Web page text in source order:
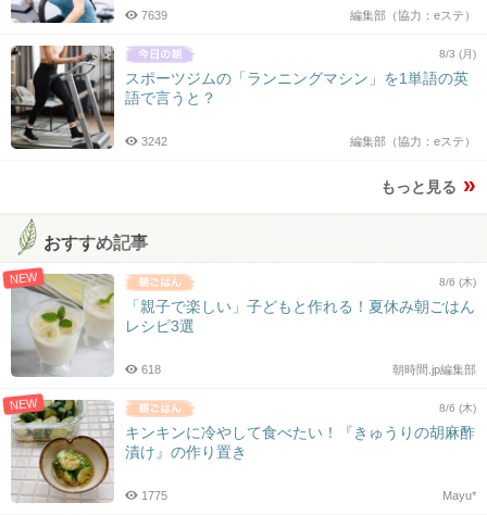
編集部（協力：eステ）
7639
8/3 (月)
スポーツジムの「ランニングマシン」を1単語の英
語で言うと？
編集部（協力：eステ）
3242
もっと見る
おすすめ記事
NEW 8/6 (木)
「親子で楽しい」子どもと作れる！夏休み朝ごはん
レシピ3選
朝時間.jp編集部
618
NEW 8/6 (木)
キンキンに冷やして食べたい！『きゅうりの胡麻酢
漬け』の作り置き
Mayu*
1775